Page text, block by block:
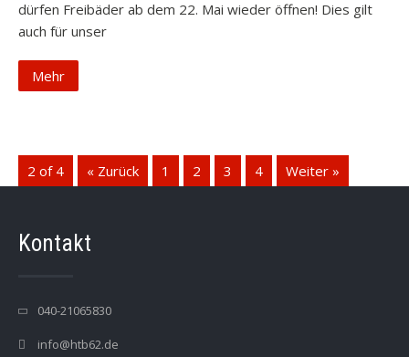
dürfen Freibäder ab dem 22. Mai wieder öffnen! Dies gilt
auch für unser
Mehr
2 of 4 « Zurück 1 2 3 4 Weiter »
Kontakt
040-21065830
info@htb62.de